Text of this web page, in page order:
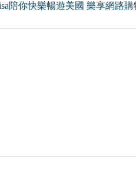
陪你快樂暢遊美國 樂享網路購